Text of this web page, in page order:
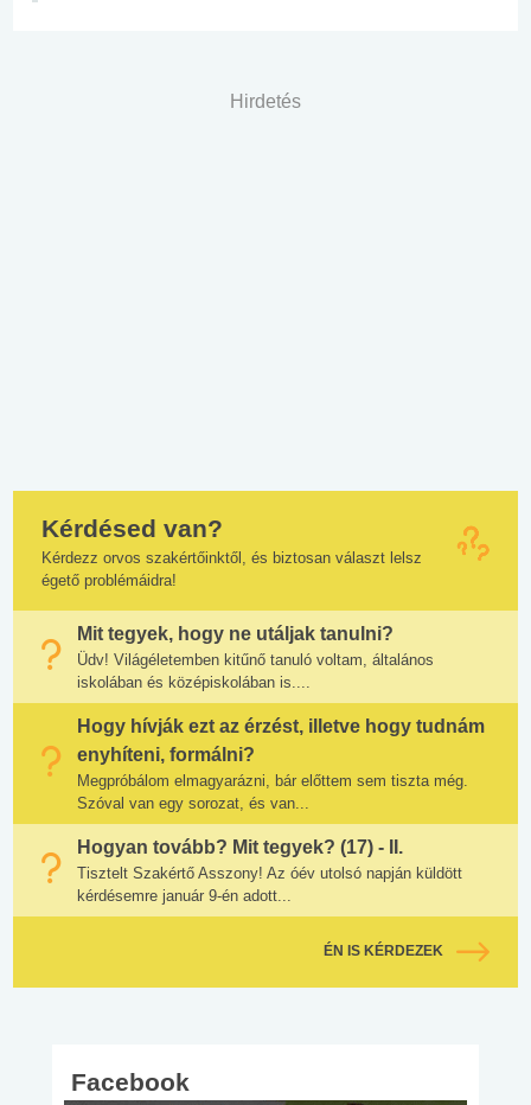
Hirdetés
Kérdésed van?
Kérdezz orvos szakértőinktől, és biztosan választ lelsz
égető problémáidra!
Mit tegyek, hogy ne utáljak tanulni?
Üdv! Világéletemben kitűnő tanuló voltam, általános
iskolában és középiskolában is....
Hogy hívják ezt az érzést, illetve hogy tudnám
enyhíteni, formálni?
Megpróbálom elmagyarázni, bár előttem sem tiszta még.
Szóval van egy sorozat, és van...
Hogyan tovább? Mit tegyek? (17) - II.
Tisztelt Szakértő Asszony! Az óév utolsó napján küldött
kérdésemre január 9-én adott...
ÉN IS KÉRDEZEK
Facebook